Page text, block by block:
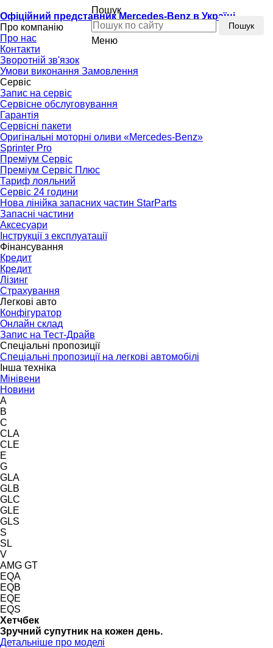
Офіційний представник Mercedes-Benz в Україні
Пошук
Пошук
Меню
Про компанію
Про нас
Контакти
Зворотній зв'язок
Умови виконання Замовлення
Сервіс
Запис на сервіс
Сервісне обслуговування
Гарантія
Сервісні пакети
Оригінальні моторні оливи «Mercedes-Benz»
Sprinter Pro
Преміум Сервіс
Преміум Сервіс Плюс
Тариф лояльний
Сервіс 24 години
Нова лінійка запасних частин StarParts
Запасні частини
Аксесуари
Інструкції з експлуатації
Фінансування
Кредит
Кредит
Лізинг
Страхування
Легкові авто
Конфігуратор
Онлайн склад
Запис на Тест-Драйв
Спеціальні пропозиції
Спеціальні пропозиції на легкові автомобілі
Інша техніка
Мінівени
Новини
A
B
C
CLA
CLE
E
G
GLA
GLB
GLC
GLE
GLS
S
SL
V
AMG GT
EQA
EQB
EQE
EQS
Хетчбек
Зручний супутник на кожен день.
Детальніше про моделі